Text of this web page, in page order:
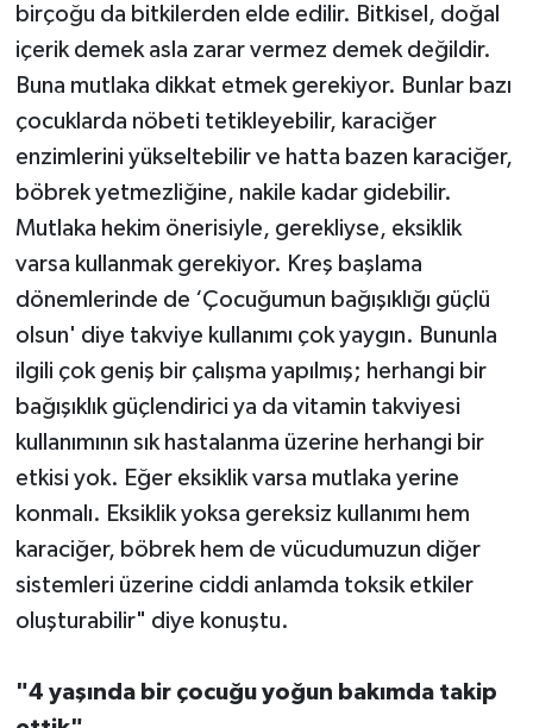
birçoğu da bitkilerden elde edilir. Bitkisel, doğal
içerik demek asla zarar vermez demek değildir.
Buna mutlaka dikkat etmek gerekiyor. Bunlar bazı
çocuklarda nöbeti tetikleyebilir, karaciğer
enzimlerini yükseltebilir ve hatta bazen karaciğer,
böbrek yetmezliğine, nakile kadar gidebilir.
Mutlaka hekim önerisiyle, gerekliyse, eksiklik
varsa kullanmak gerekiyor. Kreş başlama
dönemlerinde de ‘Çocuğumun bağışıklığı güçlü
olsun' diye takviye kullanımı çok yaygın. Bununla
ilgili çok geniş bir çalışma yapılmış; herhangi bir
bağışıklık güçlendirici ya da vitamin takviyesi
kullanımının sık hastalanma üzerine herhangi bir
etkisi yok. Eğer eksiklik varsa mutlaka yerine
konmalı. Eksiklik yoksa gereksiz kullanımı hem
karaciğer, böbrek hem de vücudumuzun diğer
sistemleri üzerine ciddi anlamda toksik etkiler
oluşturabilir" diye konuştu.
"4 yaşında bir çocuğu yoğun bakımda takip